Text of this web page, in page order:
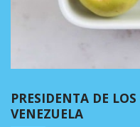
PRESIDENTA DE
VENEZUELA